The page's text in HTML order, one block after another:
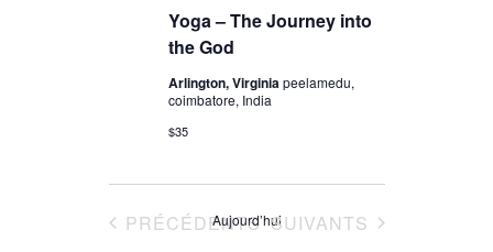
Yoga – The Journey into
the God
Arlington, Virginiapeelamedu,
coimbatore, India
$35
ÉVÈNEMENTS
PRÉCÉDENTS
Aujourd’huiÉVÈNEMENTS
SUIVANTS